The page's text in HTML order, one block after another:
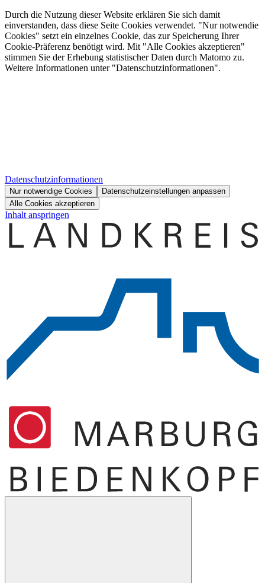
Durch die Nutzung dieser Website erklären Sie sich damit
einverstanden, dass diese Seite Cookies verwendet. "Nur notwendie
Cookies" setzt ein einzelnes Cookie, das zur Speicherung Ihrer
Cookie-Präferenz benötigt wird. Mit "Alle Cookies akzeptieren"
stimmen Sie der Erhebung statistischer Daten durch Matomo zu.
Weitere Informationen unter "Datenschutzinformationen".
Datenschutzinformationen
Nur notwendige Cookies
Datenschutzeinstellungen anpassen
Alle Cookies akzeptieren
Inhalt anspringen